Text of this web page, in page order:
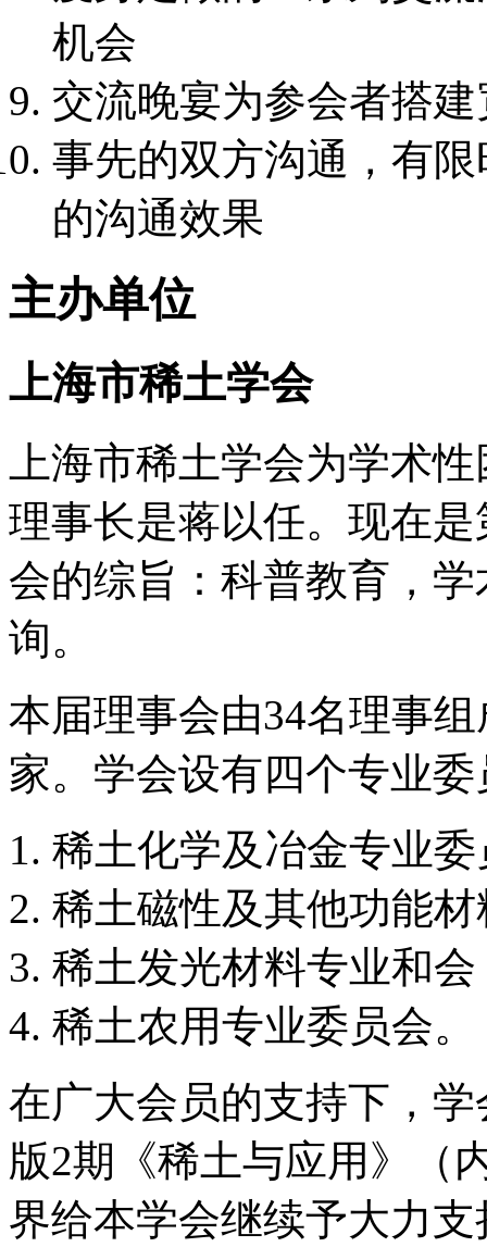
机会
交流晚宴为参会者搭
事先的双方沟通，有
的沟通效果
主办单位
上海市稀土学会
上海市稀土学会为学术
理事长是蒋以任。现在
会的综旨：科普教育，
询。
本届理事会由34名理事
家。学会设有四个专业
稀土化学及冶金专业
稀土磁性及其他功能
稀土发光材料专业和会
稀土农用专业委员会。
在广大会员的支持下，
版2期《稀土与应用》（
界给本学会继续予大力支